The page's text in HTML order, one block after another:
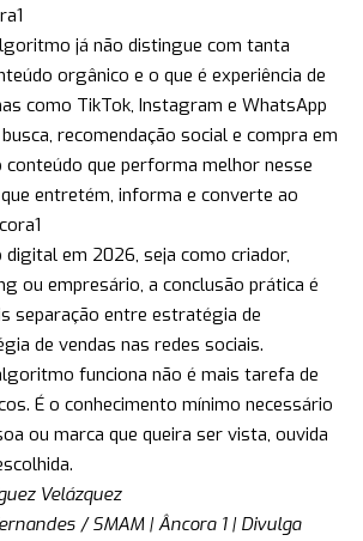
já não distingue com tanta
orgânico e o que é experiência de
como TikTok, Instagram e WhatsApp
recomendação social e compra em
conteúdo que performa melhor nesse
entretém, informa e converte ao
digital em 2026, seja como criador,
ou empresário, a conclusão prática é
separação entre estratégia de
de vendas nas redes sociais.
funciona não é mais tarefa de
É o conhecimento mínimo necessário
ou marca que queira ser vista, ouvida
Velázquez
/ SMAM|Âncora 1| Divulga